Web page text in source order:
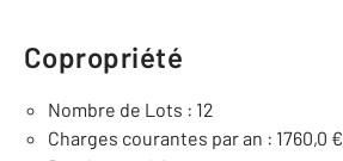
Copropriété
Nombre de Lots : 12
Charges courantes par an : 1760,0 €